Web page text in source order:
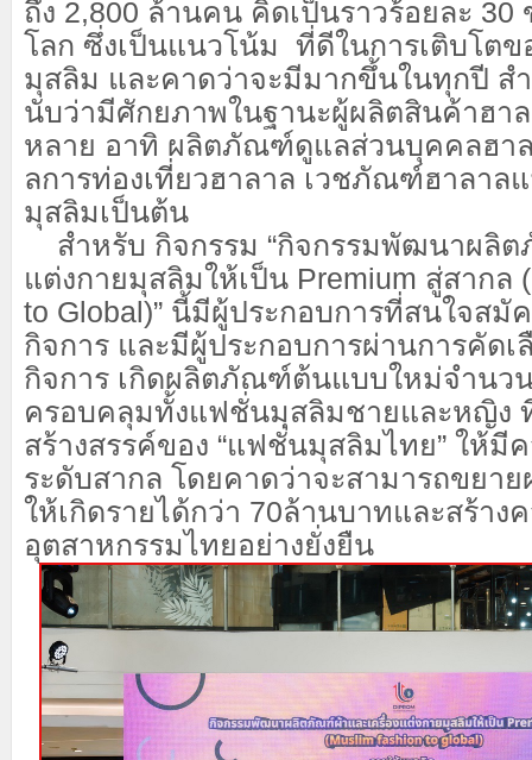
ถึง 2,800 ล้านคน คิดเป็นราวร้อยละ 30
โลก ซึ่งเป็นแนวโน้ม
ที่ดีในการเติบโต
มุสลิม และคาดว่าจะมีมากขึ้นในทุกปี ส
นับว่ามีศักยภาพในฐานะผู้ผลิตสินค้าฮา
หลาย อาทิ ผลิตภัณฑ์ดูแลส่วนบุคคลฮา
ลการท่องเที่ยวฮาลาล เวชภัณฑ์ฮาลาล
มุสลิมเป็นต้น
สำหรับ กิจกรรม “กิจกรรมพัฒนาผลิต
แต่งกายมุสลิมให้เป็น Premium สู่สากล (
to Global)” นี้มีผู้ประกอบการที่สนใจสมัค
กิจการ และมีผู้ประกอบการผ่านการคัดเ
กิจการ เกิดผลิตภัณฑ์ต้นแบบใหม่จำน
ครอบคลุมทั้งแฟชั่นมุสลิมชายและหญิง
สร้างสรรค์ของ “แฟชั่นมุสลิมไทย” ให้มี
ระดับสากล โดยคาดว่าจะสามารถขยาย
ให้เกิดรายได้กว่า 70ล้านบาทและสร้าง
อุตสาหกรรมไทยอย่างยั่งยืน